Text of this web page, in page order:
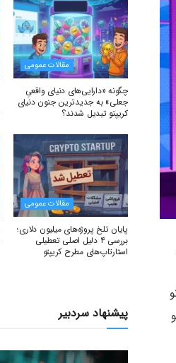
مقالات عمومی
چگونه «دارایی‌های دنیای واقعیِ
جعلی» به جدیدترین جنون دنیای
کریپتو تبدیل شدند؟
مقالات عمومی
پایان تلخ پروژه‌های میلیون دلاری؛
بررسی ۴ دلیل اصلی تعطیلی
استارتاپ‌های مطرح کریپتو
پیشنهاد سردبیر